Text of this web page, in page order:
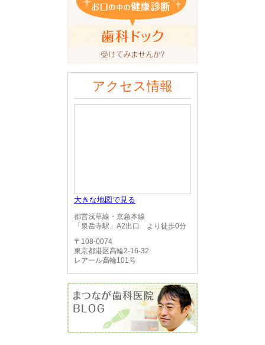
アクセス情報
大きな地図で見る
都営浅草線・京急本線
「泉岳寺駅」A2出口 より徒歩0分
〒108-0074
東京都港区高輪2-16-32
レアール高輪101号